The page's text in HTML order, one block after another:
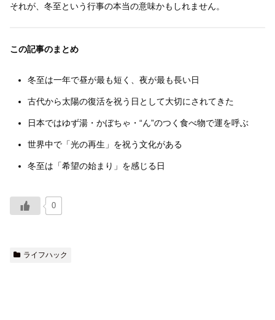
それが、冬至という行事の本当の意味かもしれません。
この記事のまとめ
冬至は一年で昼が最も短く、夜が最も長い日
古代から太陽の復活を祝う日として大切にされてきた
日本ではゆず湯・かぼちゃ・“ん”のつく食べ物で運を呼ぶ
世界中で「光の再生」を祝う文化がある
冬至は「希望の始まり」を感じる日
0
ライフハック